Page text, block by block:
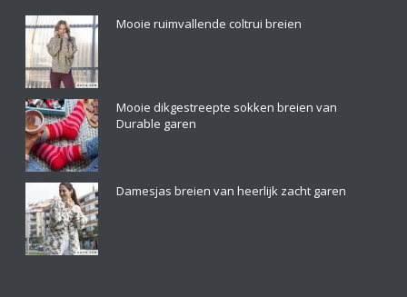
Mooie ruimvallende coltrui breien
Mooie dikgestreepte sokken breien van
Durable garen
Damesjas breien van heerlijk zacht garen